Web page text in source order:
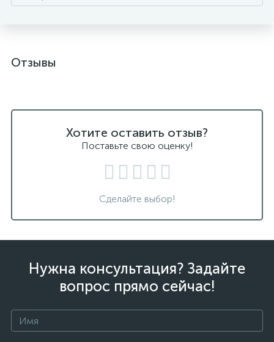
Отзывы
Хотите оставить отзыв?
Поставьте свою оценку!
Сделайте выбор!
Нужна консультация? Задайте
вопрос прямо сейчас!